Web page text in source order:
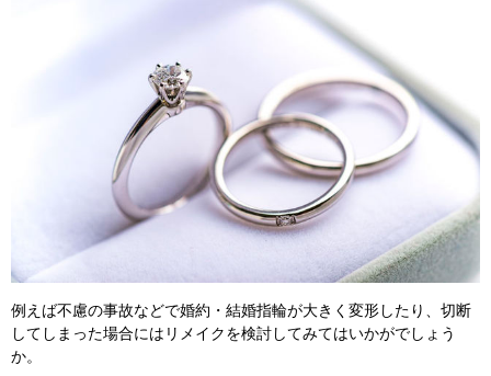
例えば不慮の事故などで婚約・結婚指輪が大きく変形したり、切断
してしまった場合にはリメイクを検討してみてはいかがでしょう
か。